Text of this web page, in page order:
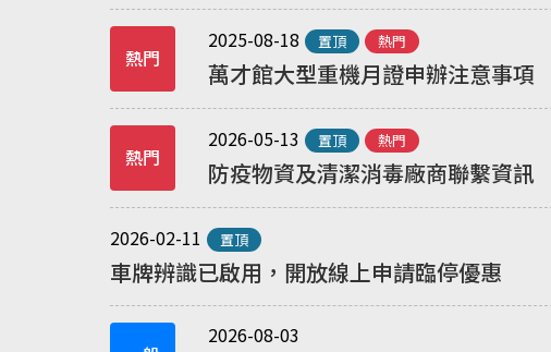
熱門
2025-08-18 置頂 熱門
萬才館大型重機月證申辦注意事項
熱門
2026-05-13 置頂 熱門
防疫物資及清潔消毒廠商聯繫資訊
2026-02-11 置頂
車牌辨識已啟用，開放線上申請臨停優惠
2026-08-03